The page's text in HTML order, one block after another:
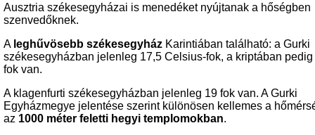
Ausztria székesegyházai is menedéket nyújtanak a hőségben
szenvedőknek.
A leghűvösebb székesegyház Karintiában található: a Gurki
székesegyházban jelenleg 17,5 Celsius-fok, a kriptában pedig
fok van.
A klagenfurti székesegyházban jelenleg 19 fok van. A Gurki
Egyházmegye jelentése szerint különösen kellemes a
az 1000 méter feletti hegyi templomokban.